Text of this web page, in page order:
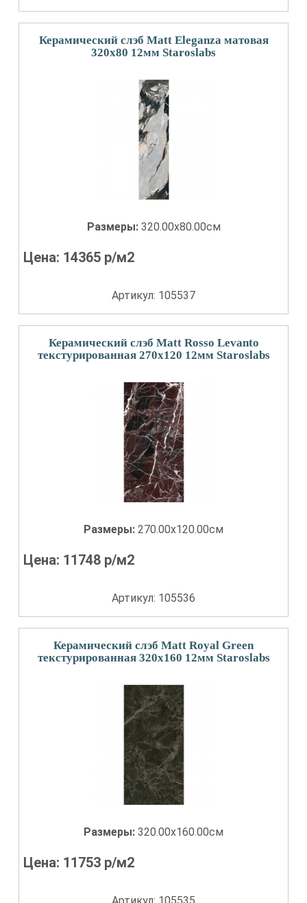
Керамический слэб Matt Eleganza матовая
320x80 12мм Staroslabs
Размеры: 320.00x80.00см
Цена: 14365 р/м2
Артикул: 105537
Керамический слэб Matt Rosso Levanto
текстурированная 270x120 12мм Staroslabs
Размеры: 270.00x120.00см
Цена: 11748 р/м2
Артикул: 105536
Керамический слэб Matt Royal Green
текстурированная 320x160 12мм Staroslabs
Размеры: 320.00x160.00см
Цена: 11753 р/м2